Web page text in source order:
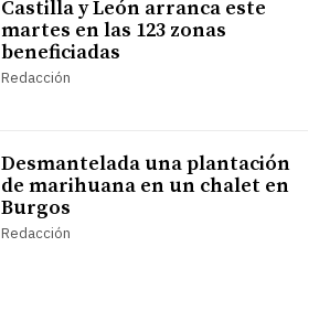
Castilla y León arranca este
martes en las 123 zonas
beneficiadas
Redacción
Desmantelada una plantación
de marihuana en un chalet en
Burgos
Redacción